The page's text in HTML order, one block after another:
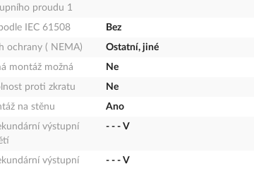
proudu 1
IEC 61508
Bez
ochrany ( NEMA)
Ostatní, jiné
montáž možná
Ne
proti zkratu
Ne
na stěnu
Ano
výstupní
- - - V
výstupní
- - - V